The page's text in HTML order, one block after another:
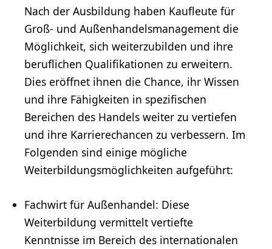
Nach der Ausbildung haben Kaufleute für
Groß- und Außenhandelsmanagement die
Möglichkeit, sich weiterzubilden und ihre
beruflichen Qualifikationen zu erweitern.
Dies eröffnet ihnen die Chance, ihr Wissen
und ihre Fähigkeiten in spezifischen
Bereichen des Handels weiter zu vertiefen
und ihre Karrierechancen zu verbessern. Im
Folgenden sind einige mögliche
Weiterbildungsmöglichkeiten aufgeführt:
Fachwirt für Außenhandel: Diese
Weiterbildung vermittelt vertiefte
Kenntnisse im Bereich des internationalen